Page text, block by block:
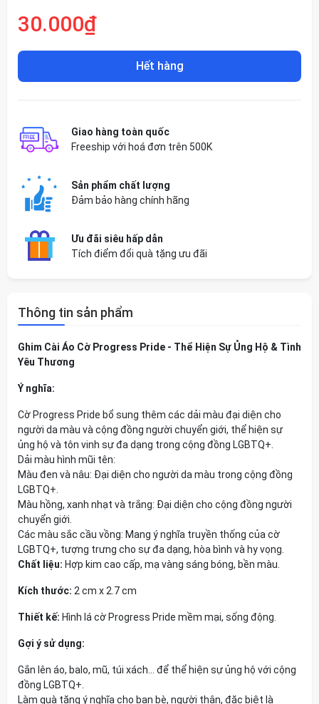
30.000₫
Hết hàng
Giao hàng toàn quốc
Freeship với hoá đơn trên 500K
Sản phẩm chất lượng
Đảm bảo hàng chính hãng
Ưu đãi siêu hấp dẫn
Tích điểm đổi quà tặng ưu đãi
Thông tin sản phẩm
Ghim Cài Áo Cờ Progress Pride - Thể Hiện Sự Ủng Hộ & Tình
Yêu Thương
Ý nghĩa:
Cờ Progress Pride bổ sung thêm các dải màu đại diện cho
người da màu và cộng đồng người chuyển giới, thể hiện sự
ủng hộ và tôn vinh sự đa dạng trong cộng đồng LGBTQ+.
Dải màu hình mũi tên:
Màu đen và nâu: Đại diện cho người da màu trong cộng đồng
LGBTQ+.
Màu hồng, xanh nhạt và trắng: Đại diện cho cộng đồng người
chuyển giới.
Các màu sắc cầu vồng: Mang ý nghĩa truyền thống của cờ
LGBTQ+, tượng trưng cho sự đa dạng, hòa bình và hy vọng.
Chất liệu: Hợp kim cao cấp, mạ vàng sáng bóng, bền màu.
Kích thước: 2 cm x 2.7 cm
Thiết kế: Hình lá cờ Progress Pride mềm mại, sống động.
Gợi ý sử dụng:
Gắn lên áo, balo, mũ, túi xách... để thể hiện sự ủng hộ với cộng
đồng LGBTQ+.
Làm quà tặng ý nghĩa cho bạn bè, người thân, đặc biệt là